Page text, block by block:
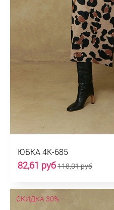
ЮБКА 4К-685
82,61 руб118,01 руб
СКИДКА 30%